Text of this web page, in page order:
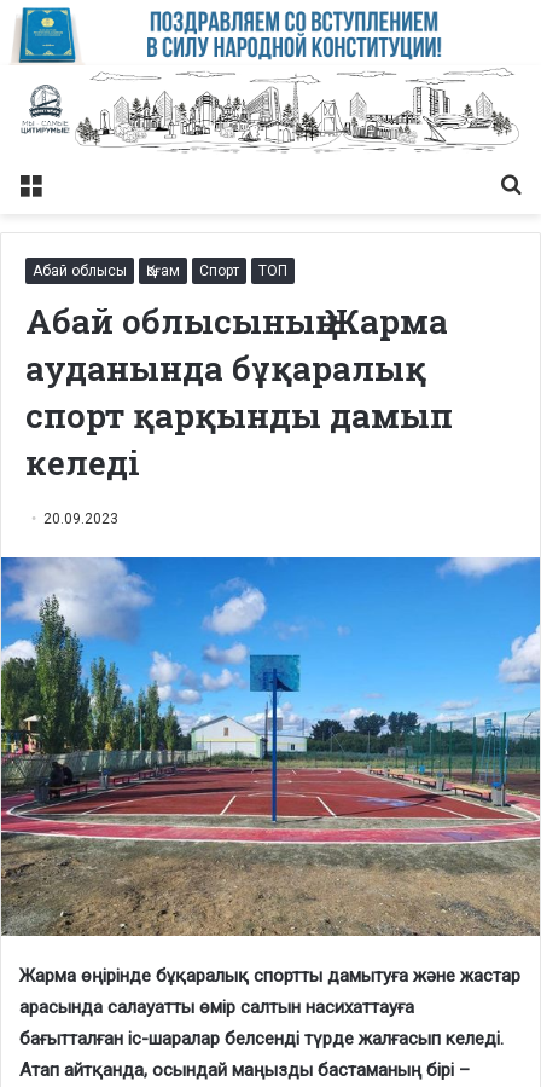
Меню
Абай облысы Қоғам Спорт ТОП
Абай облысының Жарма
ауданында бұқаралық
спорт қарқынды дамып
келеді
20.09.2023
Жарма өңірінде бұқаралық спортты дамытуға және жастар
арасында салауатты өмір салтын насихаттауға
бағытталған іс-шаралар белсенді түрде жалғасып келеді.
Атап айтқанда, осындай маңызды бастаманың бірі –